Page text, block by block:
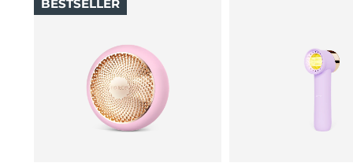
BESTSELLER